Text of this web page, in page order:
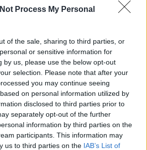
Process My Personal
of the sale, sharing to third parties, or
or sensitive information for
by us, please use the below opt-out
selection. Please note that after your
you may continue seeing
on personal information utilized by
disclosed to third parties prior to
separately opt-out of the further
information by third parties on the
participants. This information may
us to third parties on the IAB’s List of